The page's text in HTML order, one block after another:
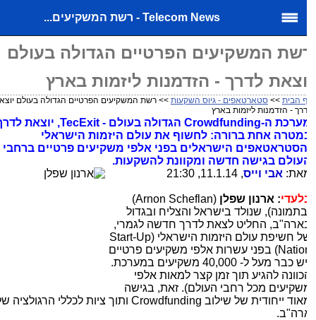
Telecom News - רשת המשקיעים...
המשקיעים הפרטיים הגדולה בעולם
לדרך - הזדמנות ליזמות בארץ
הבית>>סטארטאפים - גיוס השקעות>> רשת המשקיעים הפרטיים הגדולה בעולם יוצאת
- הזדמנות ליזמות בארץ
מערכת ה-Crowdfunding הגדולה בעולם - TecExit, יוצאת לדרך
אחת ברורה: לחשוף את עולם היזמות הישראלי
הישראלים בפני אלפי משקיעים פרטיים ברחבי
בגישה חדשה ומקוונת להשקעות.
אבי וייס, 11.1.14, 21:30
: ארנון שפלן
(Arnon Scheflan)
שנולד בישראל והצליח ובגדול
החליט לצאת לדרך חדשה לגמרי,
של חשיפת עולם היזמות הישראלי (Start-Up
Nation) בפני עשרות אלפי משקיעים פרטיים
(יש כבר מעל ל- 40,000 משקיעים במערכת.
להגיע תוך זמן קצר למאות אלפי
מכל רחבי העולם). זאת, בגישה
מאוד ייחודית של שילוב Crowdfunding ותוך ציות לכללי הרגולציה של